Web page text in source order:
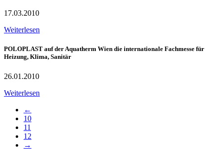
17.03.2010
Weiterlesen
POLOPLAST auf der Aquatherm Wien die internationale Fachmesse für
Heizung, Klima, Sanitär
26.01.2010
Weiterlesen
←
10
11
12
→